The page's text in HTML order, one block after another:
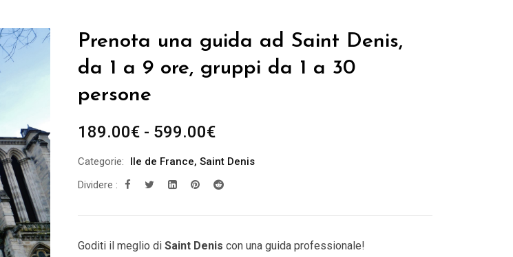
Prenota una guida ad Saint Denis,
da 1 a 9 ore, gruppi da 1 a 30
persone
189.00€ - 599.00€Fascia
prezzo:
da
599.00€
Categorie: Ile de France, Saint Denis
Dividere :
Goditi il ​​meglio di Saint Denis con una guida professionale!